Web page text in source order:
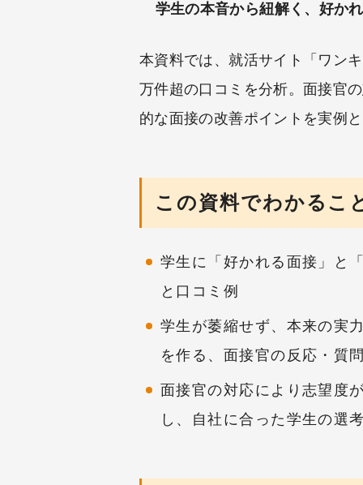
学生の本音から紐解く、好か
本資料では、就活サイト「ワン
万件超の口コミを分析。面接官
的な面接の改善ポイントを実例
この資料でわかるこ
学生に「好かれる面接」と
と口コミ例
学生が萎縮せず、本来の実
を作る、面接官の反応・質
面接官の対応により志望度
し、自社に合った学生の選